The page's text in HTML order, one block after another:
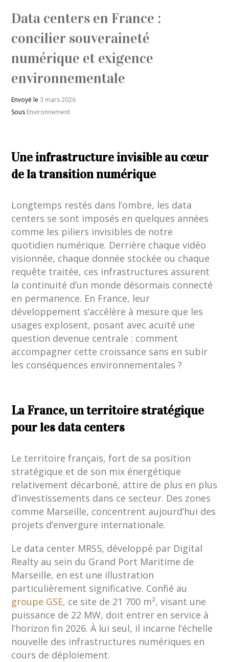
Data centers en France :
concilier souveraineté
numérique et exigence
environnementale
Envoyé le3 mars 2026
Sous Environnement
Une infrastructure invisible au cœur
de la transition numérique
Longtemps restés dans l’ombre, les data
centers se sont imposés en quelques années
comme les piliers invisibles de notre
quotidien numérique. Derrière chaque vidéo
visionnée, chaque donnée stockée ou chaque
requête traitée, ces infrastructures assurent
la continuité d’un monde désormais connecté
en permanence. En France, leur
développement s’accélère à mesure que les
usages explosent, posant avec acuité une
question devenue centrale : comment
accompagner cette croissance sans en subir
les conséquences environnementales ?
La France, un territoire stratégique
pour les data centers
Le territoire français, fort de sa position
stratégique et de son mix énergétique
relativement décarboné, attire de plus en plus
d’investissements dans ce secteur. Des zones
comme Marseille, concentrent aujourd’hui des
projets d’envergure internationale.
Le data center MRS5, développé par Digital
Realty au sein du Grand Port Maritime de
Marseille, en est une illustration
particulièrement significative. Confié au
groupe GSE, ce site de 21 700 m², visant une
puissance de 22 MW, doit entrer en service à
l’horizon fin 2026. À lui seul, il incarne l’échelle
nouvelle des infrastructures numériques en
cours de déploiement.